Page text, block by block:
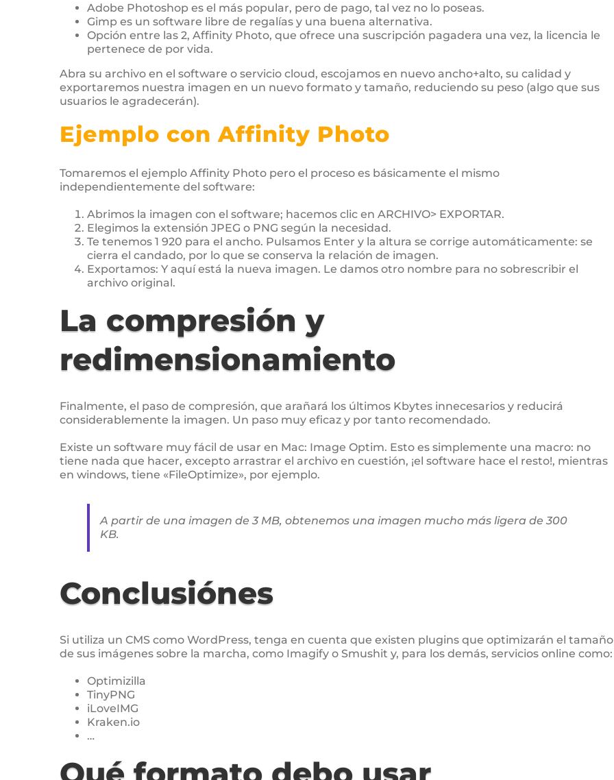
Adobe Photoshop es el más popular, pero de pago, tal vez no lo poseas.
Gimp es un software libre de regalías y una buena alternativa.
Opción entre las 2, Affinity Photo, que ofrece una suscripción pagadera una vez, la licencia le
pertenece de por vida.
Abra su archivo en el software o servicio cloud, escojamos en nuevo ancho+alto, su calidad y
exportaremos nuestra imagen en un nuevo formato y tamaño, reduciendo su peso (algo que sus
usuarios le agradecerán).
Ejemplo con Affinity Photo
Tomaremos el ejemplo Affinity Photo pero el proceso es básicamente el mismo
independientemente del software:
Abrimos la imagen con el software; hacemos clic en ARCHIVO> EXPORTAR.
Elegimos la extensión JPEG o PNG según la necesidad.
Te tenemos 1 920 para el ancho. Pulsamos Enter y la altura se corrige automáticamente: se
cierra el candado, por lo que se conserva la relación de imagen.
Exportamos: Y aquí está la nueva imagen. Le damos otro nombre para no sobrescribir el
archivo original.
La compresión y
redimensionamiento
Finalmente, el paso de compresión, que arañará los últimos Kbytes innecesarios y reducirá
considerablemente la imagen. Un paso muy eficaz y por tanto recomendado.
Existe un software muy fácil de usar en Mac: Image Optim. Esto es simplemente una macro: no
tiene nada que hacer, excepto arrastrar el archivo en cuestión, ¡el software hace el resto!, mientras
en windows, tiene «FileOptimize», por ejemplo.
A partir de una imagen de 3 MB, obtenemos una imagen mucho más ligera de 300
KB.
Conclusiónes
Si utiliza un CMS como WordPress, tenga en cuenta que existen plugins que optimizarán el tamaño
de sus imágenes sobre la marcha, como Imagify o Smushit y, para los demás, servicios online como:
Optimizilla
TinyPNG
iLoveIMG
Kraken.io
…